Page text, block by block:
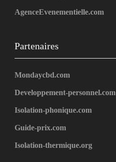
AgenceEvenementielle.com
Partenaires
Mondaycbd.com
Developpement-personnel.com
Isolation-phonique.com
Guide-prix.com
Isolation-thermique.org